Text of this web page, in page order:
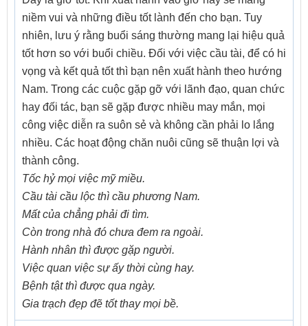
niềm vui và những điều tốt lành đến cho bạn. Tuy
nhiên, lưu ý rằng buổi sáng thường mang lại hiệu quả
tốt hơn so với buổi chiều. Đối với việc cầu tài, để có hi
vọng và kết quả tốt thì bạn nên xuất hành theo hướng
Nam. Trong các cuộc gặp gỡ với lãnh đạo, quan chức
hay đối tác, bạn sẽ gặp được nhiều may mắn, mọi
công việc diễn ra suôn sẻ và không cần phải lo lắng
nhiều. Các hoạt động chăn nuôi cũng sẽ thuận lợi và
thành công.
Tốc hỷ mọi việc mỹ miều.
Cầu tài cầu lộc thì cầu phương Nam.
Mất của chẳng phải đi tìm.
Còn trong nhà đó chưa đem ra ngoài.
Hành nhân thì được gặp người.
Việc quan việc sự ấy thời cùng hay.
Bệnh tật thì được qua ngày.
Gia trạch đẹp đẽ tốt thay mọi bề.